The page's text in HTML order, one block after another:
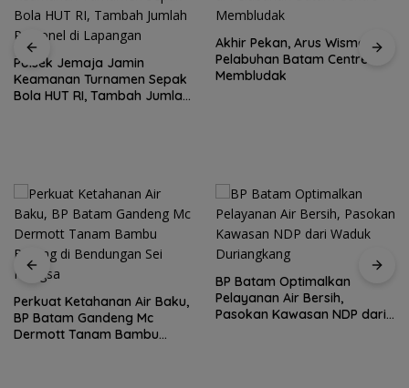
Polsek Jemaja Jamin
Keamanan Turnamen Sepak
Bola HUT RI, Tambah Jumlah
Akhir Pekan, Arus Wisman di
Pelabuhan Batam Centre
Membludak
Perkuat Ketahanan Air Baku,
BP Batam Gandeng Mc
Dermott Tanam Bambu
BP Batam Optimalkan
Pelayanan Air Bersih,
Pasokan Kawasan NDP dari